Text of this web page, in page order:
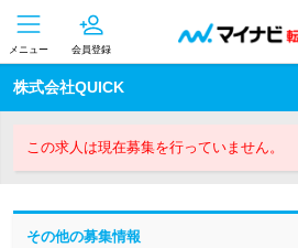
メニュー 会員登録
株式会社QUICK
この求人は現在募集を行っていません。
その他の募集情報